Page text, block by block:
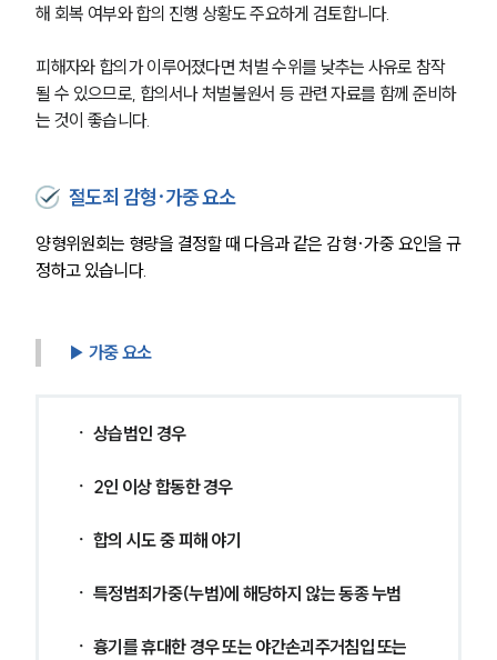
해 회복 여부와 합의 진행 상황도 주요하게 검토합니다.
피해자와 합의가 이루어졌다면 처벌 수위를 낮추는 사유로 참작
될 수 있으므로, 합의서나 처벌불원서 등 관련 자료를 함께 준비하
는 것이 좋습니다.
절도죄 감형·가중 요소
양형위원회는 형량을 결정할 때 다음과 같은 감형·가중 요인을 규
정하고 있습니다.
▶ 가중 요소
ㆍ 상습범인 경우
ㆍ 2인 이상 합동한 경우
ㆍ 합의 시도 중 피해 야기
ㆍ 특정범죄가중(누범)에 해당하지 않는 동종 누범
ㆍ 흉기를 휴대한 경우 또는 야간손괴주거침입 또는